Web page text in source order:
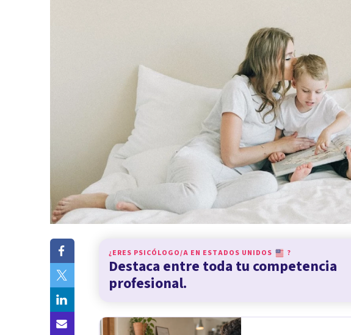
¿ERES PSICÓLOGO/A EN ESTADOS UNIDOS ?
Destaca entre toda tu competencia
profesional.